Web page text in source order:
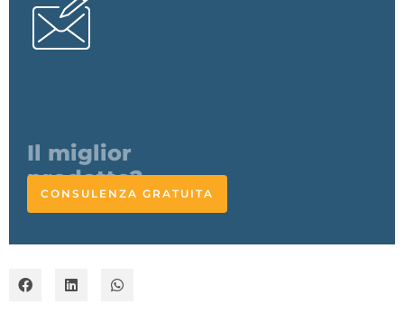
risponde
CONSULENZA GRATUITA